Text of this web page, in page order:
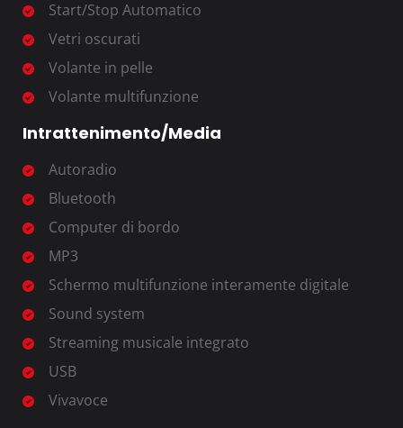
Start/Stop Automatico
Vetri oscurati
Volante in pelle
Volante multifunzione
Intrattenimento/Media
Autoradio
Bluetooth
Computer di bordo
MP3
Schermo multifunzione interamente digitale
Sound system
Streaming musicale integrato
USB
Vivavoce